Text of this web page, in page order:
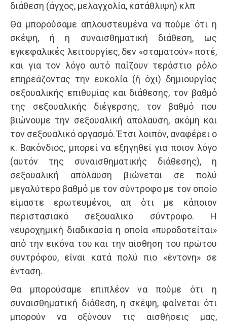
διάθεση (άγχος, μελαγχολία, κατάθλιψη) κλπ
Θα μπορούσαμε απλουστευμένα να πούμε ότι η
σκέψη, ή η συναισθηματική διάθεση, ως
εγκεφαλικές λειτουργίες, δεν «σταματούν» ποτέ,
και για τον λόγο αυτό παίζουν τεράστιο ρόλο
επηρεάζοντας την ευκολία (ή όχι) δημιουργίας
σεξουαλικής επιθυμίας και διάθεσης, τον βαθμό
της σεξουαλικής διέγερσης, τον βαθμό που
βιώνουμε την σεξουαλική απόλαυση, ακόμη και
τον σεξουαλικό οργασμό. Έτσι λοιπόν, αναφέρει ο
κ. Βακόνδιος, μπορεί να εξηγηθεί για ποιον λόγο
(αυτόν της συναισθηματικής διάθεσης), η
σεξουαλική απόλαυση βιώνεται σε πολύ
μεγαλύτερο βαθμό με τον σύντροφο με τον οποίο
είμαστε ερωτευμένοι, απ ότι με κάποιον
περιστασιακό σεξουαλικό σύντροφο. Η
νευροχημική διαδικασία η οποία «πυροδοτείται»
από την εικόνα του και την αίσθηση του πρώτου
συντρόφου, είναι κατά πολύ πιο «έντονη» σε
ένταση.
Θα μπορούσαμε επιπλέον να πούμε ότι η
συναισθηματική διάθεση, η σκέψη, φαίνεται ότι
μπορούν να οξύνουν τις αισθήσεις μας,